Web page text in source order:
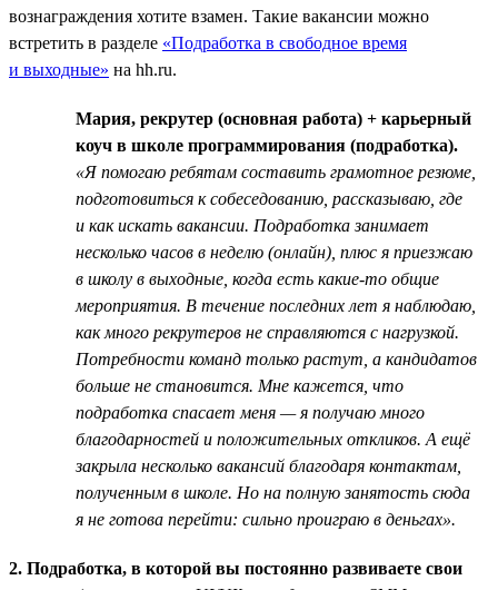
вознаграждения хотите взамен. Такие вакансии можно
встретить в разделе «Подработка в свободное время
и выходные» на hh.ru.
Мария, рекрутер (основная работа) + карьерный
коуч в школе программирования (подработка).
«Я помогаю ребятам составить грамотное резюме,
подготовиться к собеседованию, рассказываю, где
и как искать вакансии. Подработка занимает
несколько часов в неделю (онлайн), плюс я приезжаю
в школу в выходные, когда есть какие-то общие
мероприятия. В течение последних лет я наблюдаю,
как много рекрутеров не справляются с нагрузкой.
Потребности команд только растут, а кандидатов
больше не становится. Мне кажется, что
подработка спасает меня — я получаю много
благодарностей и положительных откликов. А ещё
закрыла несколько вакансий благодаря контактам,
полученным в школе. Но на полную занятость сюда
я не готова перейти: сильно проиграю в деньгах».
2. Подработка, в которой вы постоянно развиваете свои